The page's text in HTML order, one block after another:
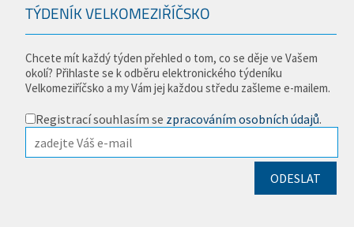
TÝDENÍK VELKOMEZIŘÍČSKO
Chcete mít každý týden přehled o tom, co se děje ve Vašem
okolí? Přihlaste se k odběru elektronického týdeníku
Velkomeziříčsko a my Vám jej každou středu zašleme e-mailem.
Registrací souhlasím se zpracováním osobních údajů.